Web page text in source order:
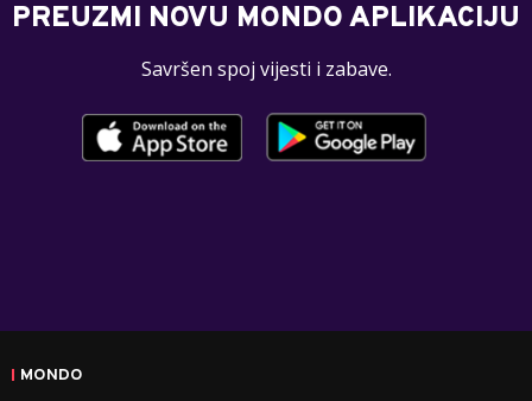
PREUZMI NOVU MONDO APLIKACIJU
Savršen spoj vijesti i zabave.
MONDO